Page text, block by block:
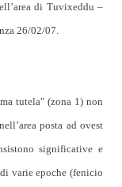
di Tuvixeddu –
26/02/07.
tutela" (zona 1) non
posta ad ovest
significative e
varie epoche (fenicio